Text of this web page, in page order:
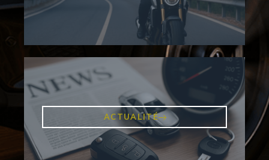
ACTUALITÉ